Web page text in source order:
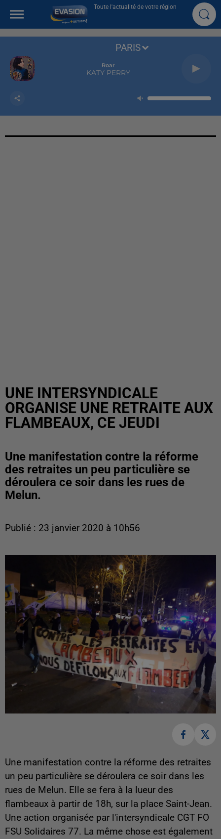
Toute l'actualité de votre région
Roar
KATY PERRY
PARIS
UNE INTERSYNDICALE
ORGANISE UNE RETRAITE AUX
FLAMBEAUX, CE JEUDI
Une manifestation contre la réforme
des retraites un peu particulière se
déroulera ce soir dans les rues de
Melun.
Publié : 23 janvier 2020 à 10h56
Une manifestation contre la réforme des retraites
un peu particulière se déroulera ce soir dans les
rues de Melun. Elle se fera à la lueur des
flambeaux à partir de 18h, sur la place Saint-Jean.
Une action organisée par l'intersyndicale CGT FO
FSU Solidaires 77. La même chose est également